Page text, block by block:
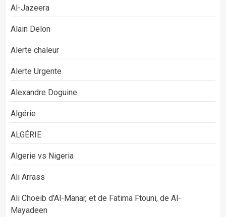
Al-Jazeera
Alain Delon
Alerte chaleur
Alerte Urgente
Alexandre Doguine
Algérie
ALGÉRIE
Algerie vs Nigeria
Ali Arrass
Ali Choeib d'Al-Manar, et de Fatima Ftouni, de Al-
Mayadeen